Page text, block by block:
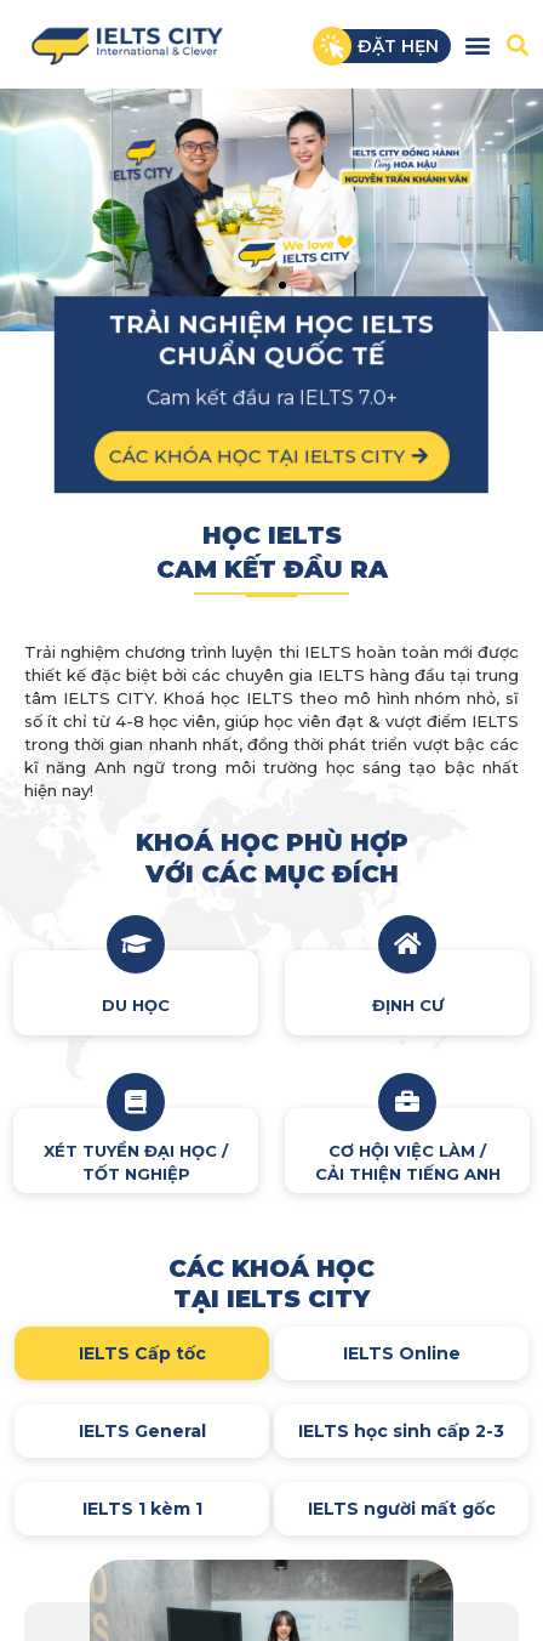
ĐẶT HẸN
TRẢI NGHIỆM HỌC IELTS
CHUẨN QUỐC TẾ
Cam kết đầu ra IELTS 7.0+
CÁC KHÓA HỌC TẠI IELTS CITY
HỌC IELTS
CAM KẾT ĐẦU RA
Trải nghiệm chương trình luyện thi IELTS hoàn toàn mới được
thiết kế đặc biệt bởi các chuyên gia IELTS hàng đầu tại trung
tâm IELTS CITY. Khoá học IELTS theo mô hình nhóm nhỏ, sĩ
số ít chỉ từ 4-8 học viên, giúp học viên đạt & vượt điểm IELTS
trong thời gian nhanh nhất, đồng thời phát triển vượt bậc các
kĩ năng Anh ngữ trong môi trường học sáng tạo bậc nhất
hiện nay!
KHOÁ HỌC PHÙ HỢP
VỚI CÁC MỤC ĐÍCH
DU HỌC ĐỊNH CƯ
XÉT TUYỂN ĐẠI HỌC /
TỐT NGHIỆP
CƠ HỘI VIỆC LÀM /
CẢI THIỆN TIẾNG ANH
CÁC KHOÁ HỌC
TẠI IELTS CITY
IELTS Cấp tốc
IELTS General
IELTS 1 kèm 1
IELTS Online
IELTS học sinh cấp 2-3
IELTS người mất gốc